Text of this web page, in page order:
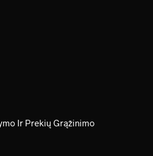
Ir Prekių Grąžinimo